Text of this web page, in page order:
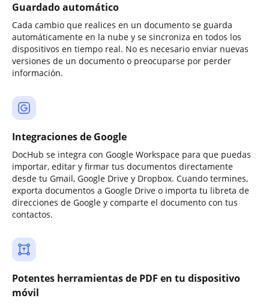
Guardado automático
Cada cambio que realices en un documento se guarda
automáticamente en la nube y se sincroniza en todos los
dispositivos en tiempo real. No es necesario enviar nuevas
versiones de un documento o preocuparse por perder
información.
Integraciones de Google
DocHub se integra con Google Workspace para que puedas
importar, editar y firmar tus documentos directamente
desde tu Gmail, Google Drive y Dropbox. Cuando termines,
exporta documentos a Google Drive o importa tu libreta de
direcciones de Google y comparte el documento con tus
contactos.
Potentes herramientas de PDF en tu dispositivo
móvil